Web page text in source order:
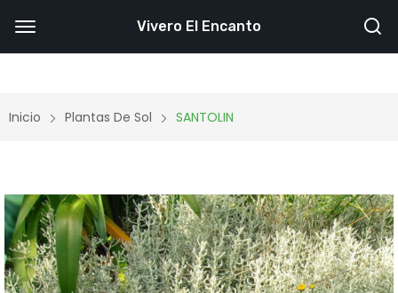
Inicio Plantas De Sol SANTOLIN
Vivero El Encanto